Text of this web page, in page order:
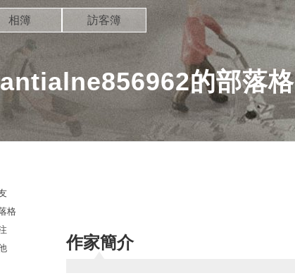
的部落格
相簿 訪客簿
作家簡介
格